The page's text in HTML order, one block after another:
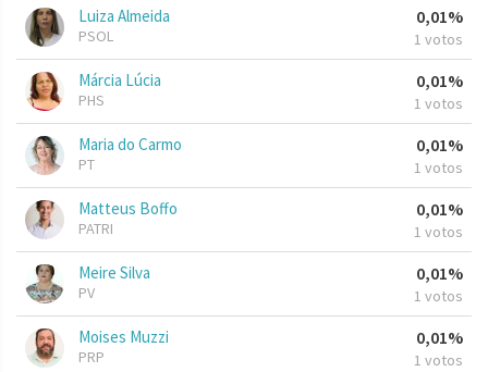
Luiza Almeida
PSOL
0,01%
1 votos
Márcia Lúcia
PHS
0,01%
1 votos
Maria do Carmo
PT
0,01%
1 votos
Matteus Boffo
PATRI
0,01%
1 votos
Meire Silva
PV
0,01%
1 votos
Moises Muzzi
PRP
0,01%
1 votos